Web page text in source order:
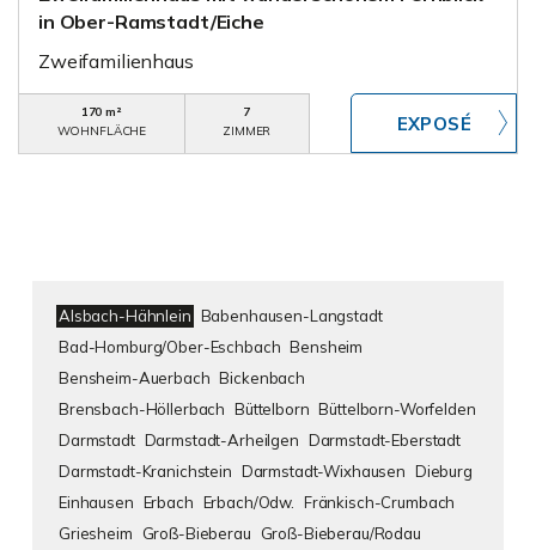
in Ober-Ramstadt/Eiche
Zweifamilienhaus
170 m²
WOHNFLÄCHE
7
ZIMMER
Alsbach-Hähnlein Babenhausen-Langstadt
Bad-Homburg/Ober-Eschbach Bensheim
Bensheim-Auerbach Bickenbach
Brensbach-Höllerbach Büttelborn Büttelborn-Worfelden
Darmstadt Darmstadt-Arheilgen Darmstadt-Eberstadt
Darmstadt-Kranichstein Darmstadt-Wixhausen Dieburg
Einhausen Erbach Erbach/Odw.
Fränkisch-Crumbach
Griesheim
Groß-Bieberau
Groß-Bieberau/Rodau